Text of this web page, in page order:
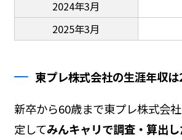
2024年3月
2025年3月
東プレ株式会社の生涯年収
新卒から60歳まで東プレ株式会
定してみんキャリで調査・算出